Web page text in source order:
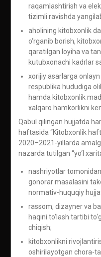
raqamlashtirish va
tizimli ravishda
aholining kitobxonlik
o‘rganib borish,
qaratilgan loyiha va
kutubxonachi kadrlar
xorijiy asarlarga
respublika hududiga
hamda kitobxonlik
xalqaro hamkorlikni
Qabul qilingan hujjatda
haftasida “Kitobxonlik
2020–2021-yillarda
nazarda tutilgan “yo‘l
nashriyotlar
gonorar masalasini
normativ-huquqiy
rassom, dizayner va
haqini to‘lash tartibi
chiqish;
kitobxonlikni
oshirilayotgan chora-